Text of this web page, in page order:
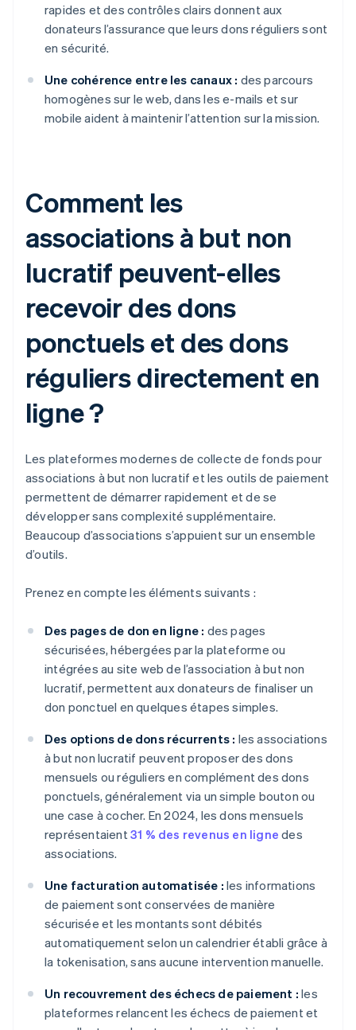
rapides et des contrôles clairs donnent aux
donateurs l’assurance que leurs dons réguliers sont
en sécurité.
Une cohérence entre les canaux : des parcours
homogènes sur le web, dans les e-mails et sur
mobile aident à maintenir l’attention sur la mission.
Comment les
associations à but non
lucratif peuvent-elles
recevoir des dons
ponctuels et des dons
réguliers directement en
ligne ?
Les plateformes modernes de collecte de fonds pour
associations à but non lucratif et les outils de paiement
permettent de démarrer rapidement et de se
développer sans complexité supplémentaire.
Beaucoup d’associations s’appuient sur un ensemble
d’outils.
Prenez en compte les éléments suivants :
Des pages de don en ligne : des pages
sécurisées, hébergées par la plateforme ou
intégrées au site web de l’association à but non
lucratif, permettent aux donateurs de finaliser un
don ponctuel en quelques étapes simples.
Des options de dons récurrents : les associations
à but non lucratif peuvent proposer des dons
mensuels ou réguliers en complément des dons
ponctuels, généralement via un simple bouton ou
une case à cocher. En 2024, les dons mensuels
représentaient31 % des revenus en ligne des
associations.
Une facturation automatisée : les informations
de paiement sont conservées de manière
sécurisée et les montants sont débités
automatiquement selon un calendrier établi grâce à
la tokenisation, sans aucune intervention manuelle.
Un recouvrement des échecs de paiement : les
plateformes relancent les échecs de paiement et